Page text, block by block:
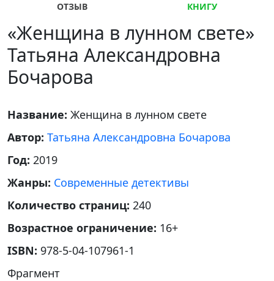
ОТЗЫВ
КНИГУ
«Женщина в лунном свете»
Татьяна Александровна
Бочарова
Название: Женщина в лунном свете
Автор: Татьяна Александровна Бочарова
Год: 2019
Жанры: Современные детективы
Количество страниц: 240
Возрастное ограничение: 16+
ISBN: 978-5-04-107961-1
Фрагмент